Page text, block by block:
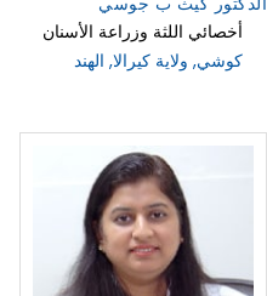
أخصائي اللثة وزراعة الأسنان
كوشي, ولاية كيرالا, الهند